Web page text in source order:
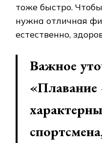
тоже быстро.
нужна отличная
естественно,
Важное
«Плавание